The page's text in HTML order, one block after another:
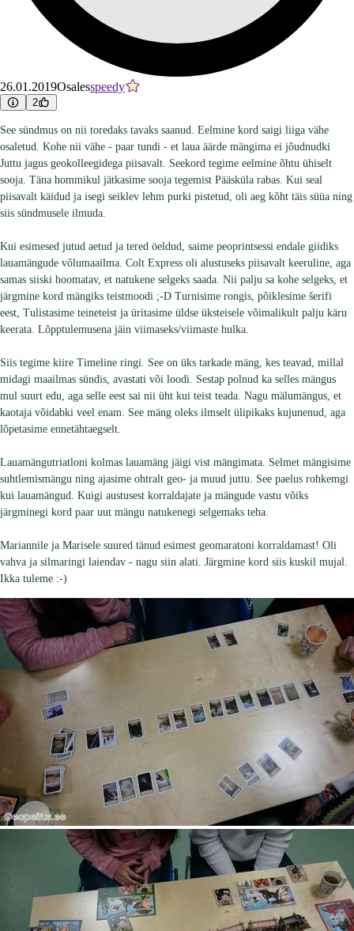
26.01.2019Osalesspeedy
2
See sündmus on nii toredaks tavaks saanud. Eelmine kord saigi liiga vähe
osaletud. Kohe nii vähe - paar tundi - et laua äärde mängima ei jõudnudki
Juttu jagus geokolleegidega piisavalt. Seekord tegime eelmine õhtu ühiselt
sooja. Täna hommikul jätkasime sooja tegemist Pääsküla rabas. Kui seal
piisavalt käidud ja isegi seiklev lehm purki pistetud, oli aeg kõht täis süüa ning
siis sündmusele ilmuda.
Kui esimesed jutud aetud ja tered öeldud, saime peoprintsessi endale giidiks
lauamängude võlumaailma. Colt Express oli alustuseks piisavalt keeruline, aga
samas siiski hoomatav, et natukene selgeks saada. Nii palju sa kohe selgeks, et
järgmine kord mängiks teistmoodi ;-D Turnisime rongis, põiklesime šerifi
eest, Tulistasime teineteist ja üritasime üldse üksteisele võimalikult palju käru
keerata. Lõpptulemusena jäin viimaseks/viimaste hulka.
Siis tegime kiire Timeline ringi. See on üks tarkade mäng, kes teavad, millal
midagi maailmas sündis, avastati või loodi. Sestap polnud ka selles mängus
mul suurt edu, aga selle eest sai nii üht kui teist teada. Nagu mälumängus, et
kaotaja võidabki veel enam. See mäng oleks ilmselt ülipikaks kujunenud, aga
lõpetasime ennetähtaegselt.
Lauamängutriatloni kolmas lauamäng jäigi vist mängimata. Selmet mängisime
suhtlemismängu ning ajasime ohtralt geo- ja muud juttu. See paelus rohkemgi
kui lauamängud. Kuigi austusest korraldajate ja mängude vastu võiks
järgminegi kord paar uut mängu natukenegi selgemaks teha.
Mariannile ja Marisele suured tänud esimest geomaratoni korraldamast! Oli
vahva ja silmaringi laiendav - nagu siin alati. Järgmine kord siis kuskil mujal.
Ikka tuleme :-)